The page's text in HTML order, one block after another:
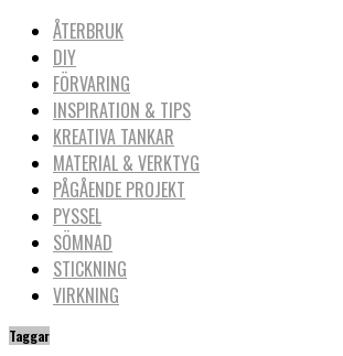
ÅTERBRUK
DIY
FÖRVARING
INSPIRATION & TIPS
KREATIVA TANKAR
MATERIAL & VERKTYG
PÅGÅENDE PROJEKT
PYSSEL
SÖMNAD
STICKNING
VIRKNING
Taggar